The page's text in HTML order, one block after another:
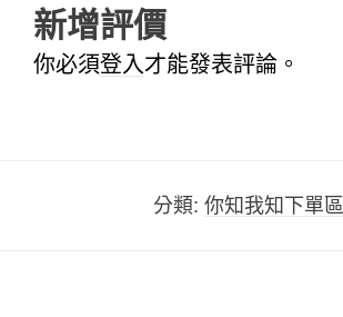
新增評價
你必須登入才能發表評論。
分類: 你知我知下單區